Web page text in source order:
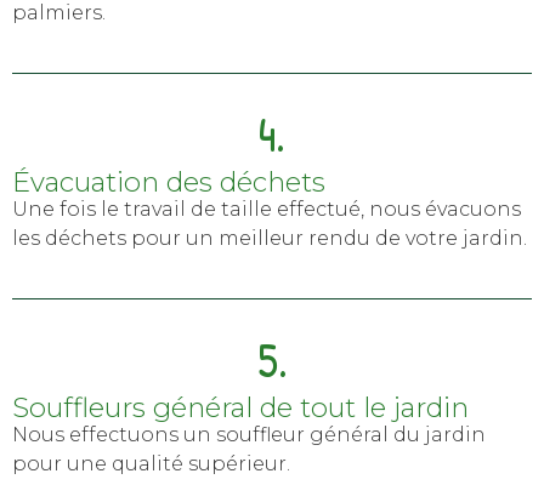
palmiers.
4.
Évacuation des déchets
Une fois le travail de taille effectué, nous évacuons
les déchets pour un meilleur rendu de votre jardin.
5.
Souffleurs général de tout le jardin
Nous effectuons un souffleur général du jardin
pour une qualité supérieur.